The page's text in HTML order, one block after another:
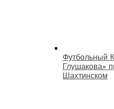
Футбольный
Глушакова»
Шахтинском